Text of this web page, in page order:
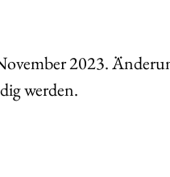
2023.
werden.